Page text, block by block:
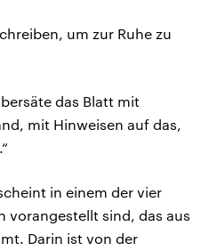
um zur Ruhe zu
das Blatt mit
mit Hinweisen auf das,
in einem der vier
vorangestellt sind, das aus
Darin ist von der